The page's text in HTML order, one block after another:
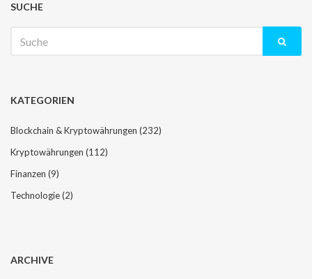
SUCHE
nach:
KATEGORIEN
Blockchain & Kryptowährungen (232)
Kryptowährungen (112)
Finanzen (9)
Technologie(2)
ARCHIVE